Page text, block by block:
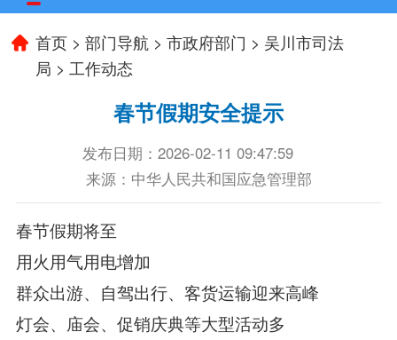
首页 >部门导航 >市政府部门 > 吴川市司法
局 > 工作动态
春节假期安全提示
发布日期：2026-02-11 09:47:59
来源：中华人民共和国应急管理部
春节假期将至
用火用气用电增加
群众出游、自驾出行、 客货运输迎来高峰
灯会、庙会、促销庆典等大型活动多